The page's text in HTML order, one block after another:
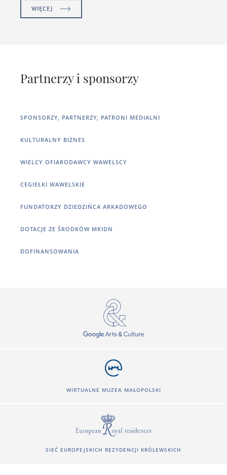
WIĘCEJ
Partnerzy i sponsorzy
SPONSORZY, PARTNERZY, PATRONI MEDIALNI
KULTURALNY BIZNES
WIELCY OFIARODAWCY WAWELSCY
CEGIEŁKI WAWELSKIE
FUNDATORZY DZIEDZIŃCA ARKADOWEGO
DOTACJE ZE ŚRODKÓW MKIDN
DOFINANSOWANIA
WIRTUALNE MUZEA MAŁOPOLSKI
SIEĆ EUROPEJSKICH REZYDENCJI KRÓLEWSKICH